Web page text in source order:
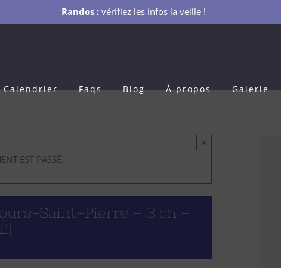
Randos : vérifiez les infos la veille !
Calendrier Faqs Blog À propos Galerie
EST PASSÉ.
×
Saint-Pierre – 3 ch –